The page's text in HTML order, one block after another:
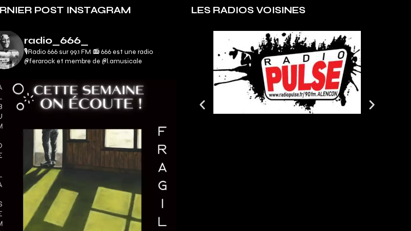
POST INSTAGRAM
radio_666_
🎙Radio 666 sur 99.1 FM 📻666 est une radio
@ferarock et membre de @l.amusicale
LES RADIOS VOISINES